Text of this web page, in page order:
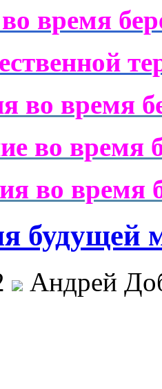
время
во время
во время
во время
будущей
Андрей